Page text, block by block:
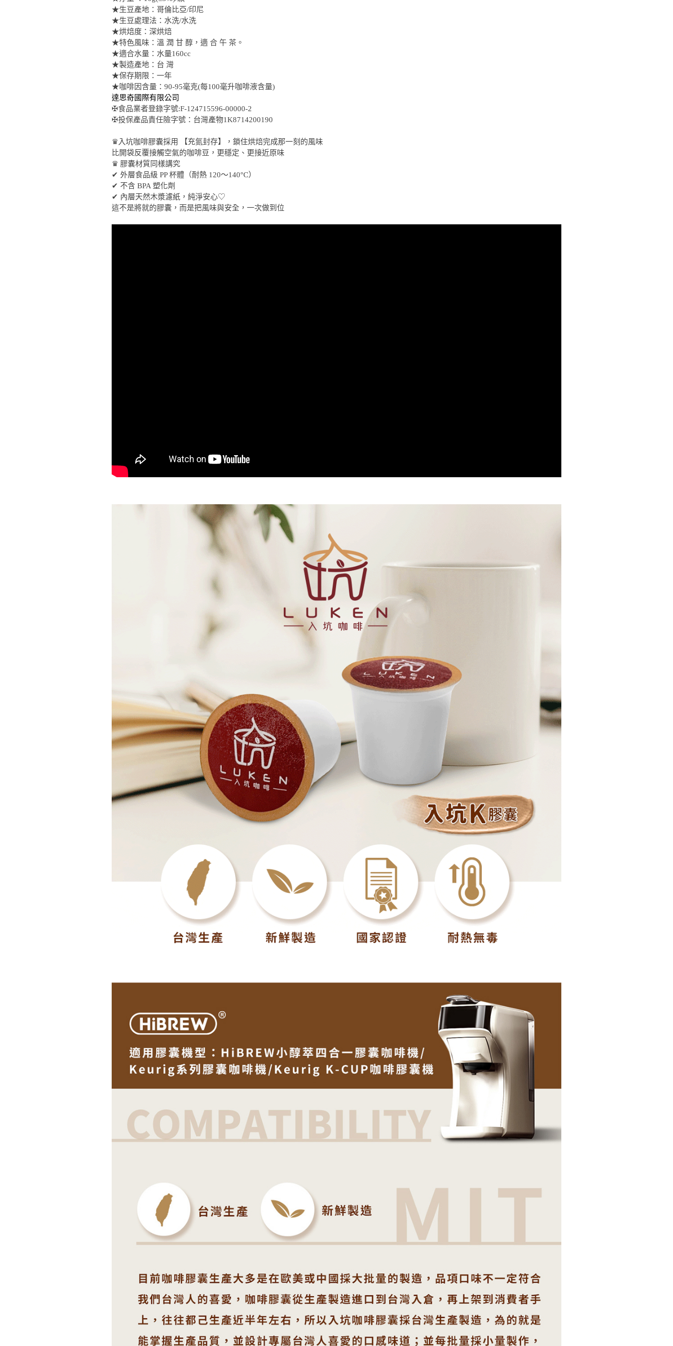
★生豆產地：哥倫比亞/印尼
★生豆處理法：水洗/水洗
★烘焙度：深烘焙
★特色風味：溫 潤 甘 醇，適 合 午 茶。
★適合水量：水量160cc
★製造產地：台 灣
★保存期限：一年
★咖啡因含量：90-95毫克(每100毫升咖啡液含量)
達思奇國際有限公司
✠食品業者登錄字號:F-124715596-00000-2
✠投保產品責任險字號：台灣產物1K8714200190
♛入坑咖啡膠囊採用 【充氮封存】，鎖住烘焙完成那一刻的風味
比開袋反覆接觸空氣的咖啡豆，更穩定、更接近原味
♛ 膠囊材質同樣講究
✔ 外層食品級 PP 杯體（耐熱 120～140°C）
✔ 不含 BPA 塑化劑
✔ 內層天然木漿濾紙，純淨安心♡
這不是將就的膠囊，而是把風味與安全，一次做到位